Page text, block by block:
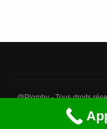
@Plomby - Tous droits
Débouchage